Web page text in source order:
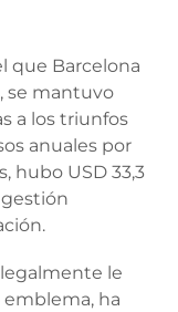
que Barcelona
se mantuvo
a los triunfos
anuales por
hubo USD 33,3
gestión
legalmente le
ha